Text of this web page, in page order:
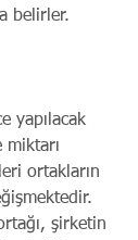
belirler.
yapılacak
ortakların
şirketin